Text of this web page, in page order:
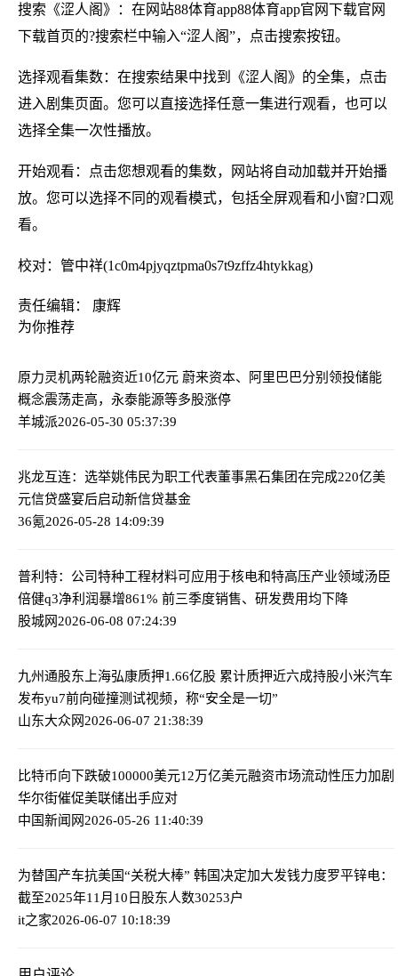
搜索《涩人阁》：在网站88体育app88体育app官网下载官网
下载首页的?搜索栏中输入“涩人阁”，点击搜索按钮。
选择观看集数：在搜索结果中找到《涩人阁》的全集，点击
进入剧集页面。您可以直接选择任意一集进行观看，也可以
选择全集一次性播放。
开始观看：点击您想观看的集数，网站将自动加载并开始播
放。您可以选择不同的观看模式，包括全屏观看和小窗?口观
看。
校对：管中祥(1c0m4pjyqztpma0s7t9zffz4htykkag)
责任编辑： 康辉
为你推荐
原力灵机两轮融资近10亿元 蔚来资本、阿里巴巴分别领投储能
概念震荡走高，永泰能源等多股涨停
羊城派2026-05-30 05:37:39
兆龙互连：选举姚伟民为职工代表董事黑石集团在完成220亿美
元信贷盛宴后启动新信贷基金
36氪2026-05-28 14:09:39
普利特：公司特种工程材料可应用于核电和特高压产业领域汤臣
倍健q3净利润暴增861% 前三季度销售、研发费用均下降
股城网2026-06-08 07:24:39
九州通股东上海弘康质押1.66亿股 累计质押近六成持股小米汽车
发布yu7前向碰撞测试视频，称“安全是一切”
山东大众网2026-06-07 21:38:39
比特币向下跌破100000美元12万亿美元融资市场流动性压力加剧
华尔街催促美联储出手应对
中国新闻网2026-05-26 11:40:39
为替国产车抗美国“关税大棒” 韩国决定加大发钱力度罗平锌电：
截至2025年11月10日股东人数30253户
it之家2026-06-07 10:18:39